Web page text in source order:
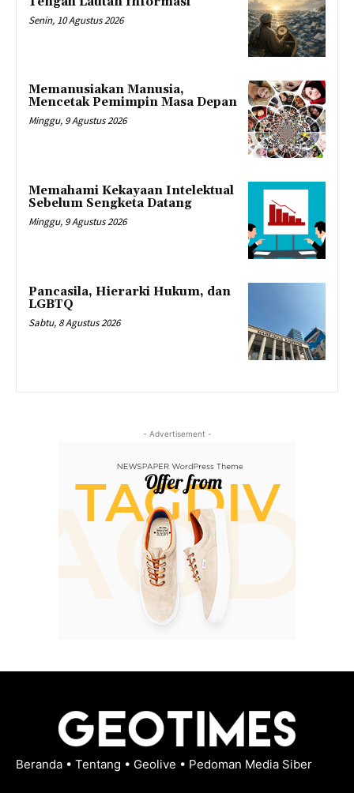
Senin, 10 Agustus 2026
Memanusiakan Manusia,
Mencetak Pemimpin Masa Depan
Minggu, 9 Agustus 2026
Memahami Kekayaan Intelektual
Sebelum Sengketa Datang
Minggu, 9 Agustus 2026
Pancasila, Hierarki Hukum, dan
LGBTQ
Sabtu, 8 Agustus 2026
- Advertisement -
Beranda • Tentang • Geolive • Pedoman Media Siber